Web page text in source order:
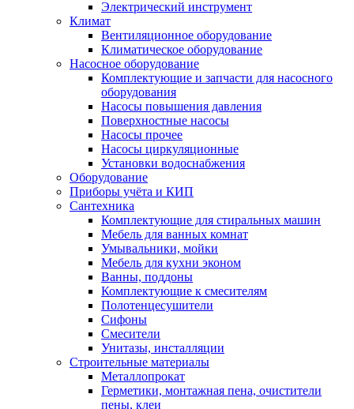
Электрический инструмент
Климат
Вентиляционное оборудование
Климатическое оборудование
Насосное оборудование
Комплектующие и запчасти для насосного
оборудования
Насосы повышения давления
Поверхностные насосы
Насосы прочее
Насосы циркуляционные
Установки водоснабжения
Оборудование
Приборы учёта и КИП
Сантехника
Комплектующие для стиральных машин
Мебель для ванных комнат
Умывальники, мойки
Мебель для кухни эконом
Ванны, поддоны
Комплектующие к смесителям
Полотенцесушители
Сифоны
Смесители
Унитазы, инсталляции
Строительные материалы
Металлопрокат
Герметики, монтажная пена, очистители
пены, клеи